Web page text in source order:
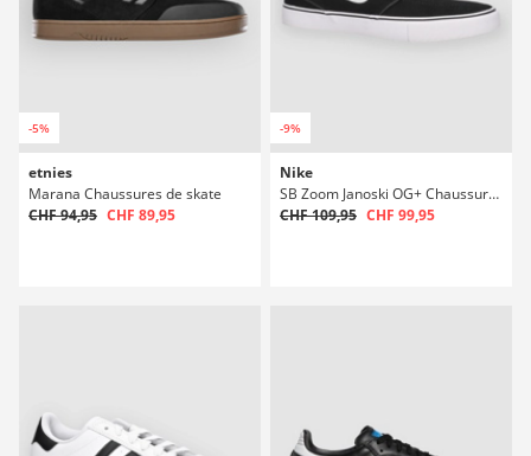
-5%
etnies
Marana Chaussures de skate
CHF 94,95 CHF 89,95
-9%
Nike
SB Zoom Janoski OG+ Chaussures de skate
CHF 109,95 CHF 99,95